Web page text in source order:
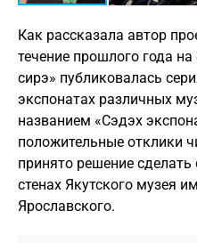
Как рассказала автор
течение прошлого года
сирэ» публиковалась
экспонатах различных
названием «Сэдэх
положительные отклики
принято решение
стенах Якутского музея
Ярославского.